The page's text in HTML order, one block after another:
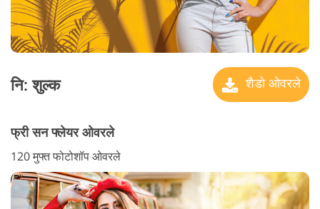
नि: शुल्क शैडो ओवरले
फ्री सन फ्लेयर ओवरले
120 मुफ्त फोटोशॉप ओवरले